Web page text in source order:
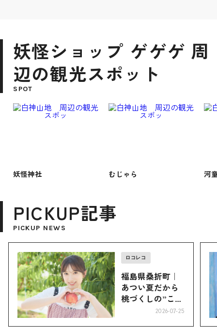
妖怪ショップ ゲゲゲ 周
辺の観光スポット
SPOT
妖怪神社 むじゃら 河
PICKUP記事
PICKUP NEWS
ロコレコ
福島県桑折町｜
あつい夏だから
桃づくしの”こお
2026-07-25